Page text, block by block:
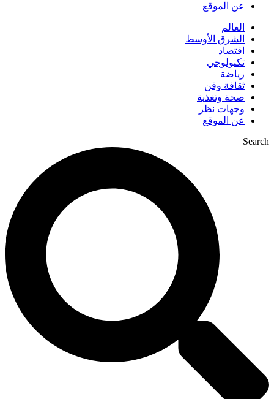
عن الموقع
العالم
الشرق الأوسط
اقتصاد
تكنولوجي
رياضة
ثقافة وفن
صحة وتغذية
وجهات نظر
عن الموقع
Search